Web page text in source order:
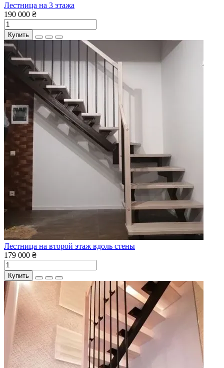
Лестница на 3 этажа
190 000 ₴
Купить
Лестница на второй этаж вдоль стены
179 000 ₴
Купить